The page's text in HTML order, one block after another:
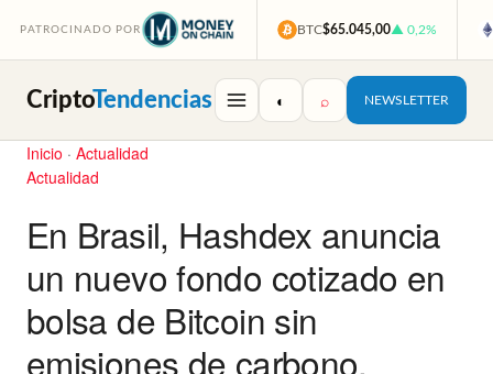
PATROCINADO POR BTC$65.045,00▲ 0,2%
CriptoTendencias ◐ ⌕ NEWSLETTER
Inicio · Actualidad
Actualidad
En Brasil, Hashdex anuncia
un nuevo fondo cotizado en
bolsa de Bitcoin sin
emisiones de carbono,